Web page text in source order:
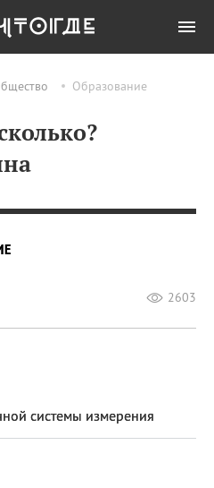
Образование
2603
системы измерения